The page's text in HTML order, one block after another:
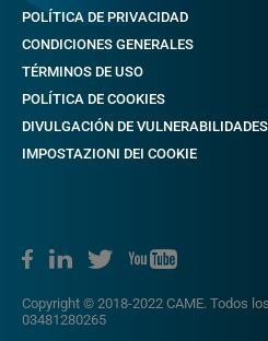
Copyright © 2018-2022 CAME. Todos
03481280265
POLÍTICA DE PRIVACIDAD
CONDICIONES GENERALES
TÉRMINOS DE USO
POLÍTICA DE COOKIES
DIVULGACIÓN DE
IMPOSTAZIONI DEI COOKIE